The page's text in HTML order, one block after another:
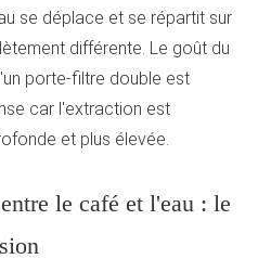
se déplace et se répartit sur
différente. Le goût du
porte-filtre double est
car l'extraction est
et plus élevée.
le café et l'eau : le